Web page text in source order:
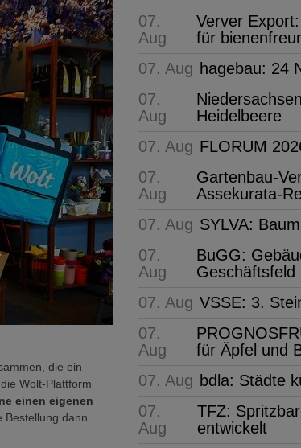
die ein
Wolt-Plattform
einen eigenen
Bestellung dann
07.
Aug
Verver
für
07. Aug hagebau: 24
07.
Aug
Heidelbeere
07. Aug FLORUM
07.
Aug
Gartenbau-
Assekurata-
07. Aug SYLVA:
07.
Aug
BuGG:
Geschäftsfeld
07. Aug VSSE: 3.
07.
Aug
für Äpfel und
07. Aug bdla: Städte
07.
Aug
TFZ:
entwickelt